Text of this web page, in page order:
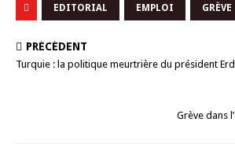
EDITORIAL EMPLOI GRÈVE
PRÉCÉDENT
Turquie : la politique meurtrière du président
Grève dans